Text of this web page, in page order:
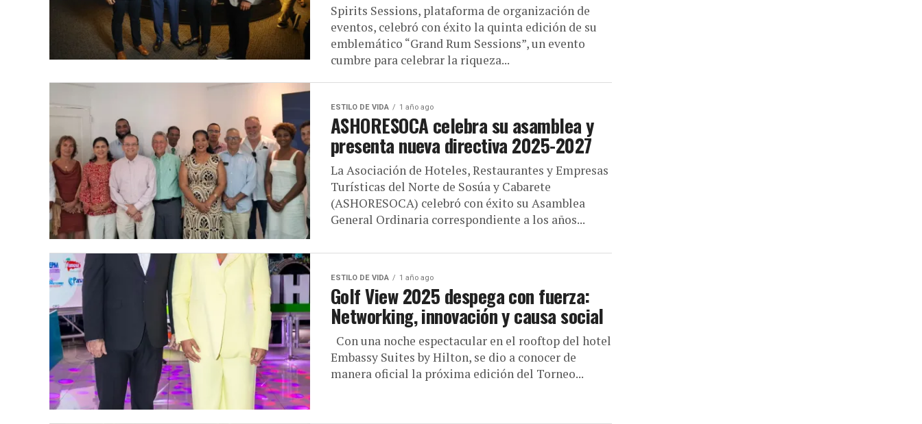
Spirits Sessions, plataforma de organización de
eventos, celebró con éxito la quinta edición de su
emblemático “Grand Rum Sessions”, un evento
cumbre para celebrar la riqueza...
ESTILO DE VIDA 1 año ago
ASHORESOCA celebra su asamblea y
presenta nueva directiva 2025-2027
La Asociación de Hoteles, Restaurantes y Empresas
Turísticas del Norte de Sosúa y Cabarete
(ASHORESOCA) celebró con éxito su Asamblea
General Ordinaria correspondiente a los años...
ESTILO DE VIDA 1 año ago
Golf View 2025 despega con fuerza:
Networking, innovación y causa social
Con una noche espectacular en el rooftop del hotel
Embassy Suites by Hilton, se dio a conocer de
manera oficial la próxima edición del Torneo...